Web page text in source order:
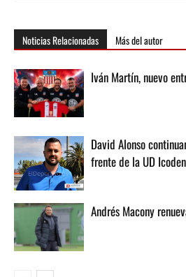
Noticias Relacionadas Más del autor
Iván Martín, nuevo
David Alonso
frente de la UD
Andrés Macony